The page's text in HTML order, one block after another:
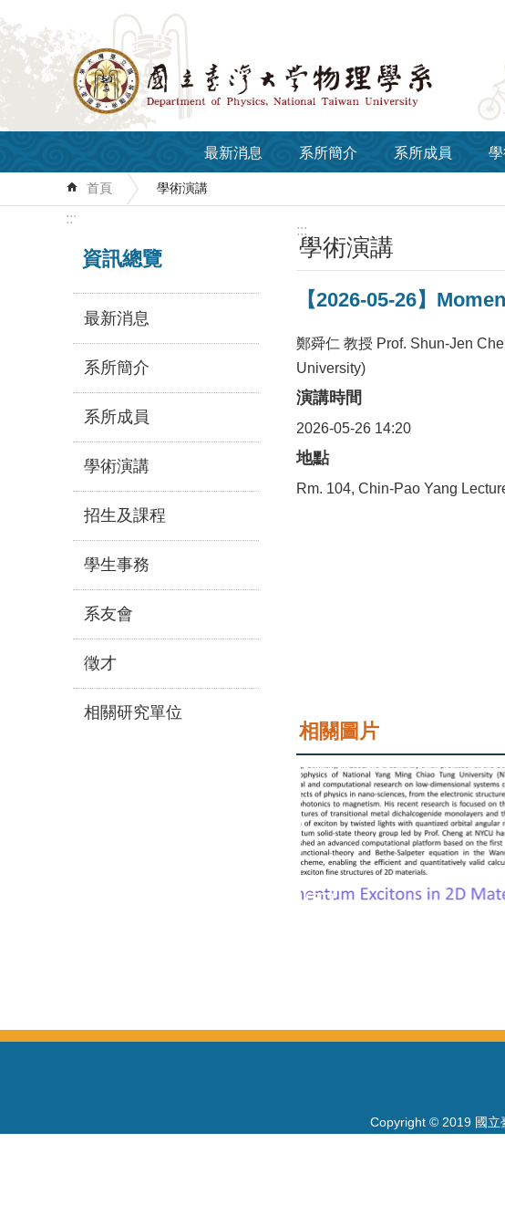
跳到主要內容區塊
最新消息 系所簡介 系所成員
首頁 學術演講
:::
資訊總覽
最新消息
系所簡介
系所成員
學術演講
招生及課程
學生事務
系友會
徵才
相關研究單位
:::
學術演講
【2026-05-26】
鄭舜仁 教授 Prof. Shun-Jen
University)
演講時間
2026-05-26 14:20
地點
Rm. 104, Chin-Pao Yang
相關圖片
Copyright © 2019 國立